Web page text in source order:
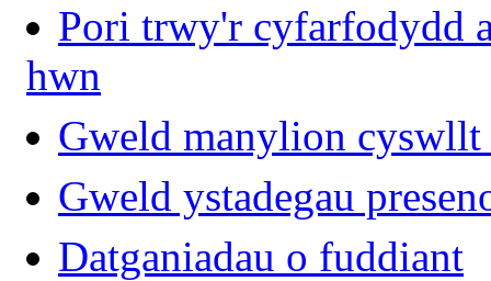
Pori trwy'r cyfarfodydd
hwn
Gweld manylion
Gweld ystadegau
Datganiadau o fuddiant